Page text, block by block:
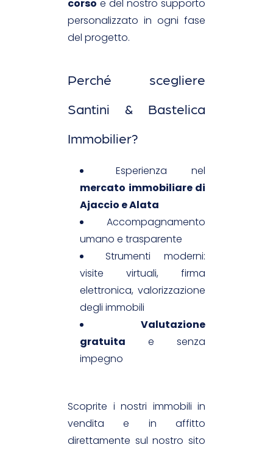
corso e del nostro supporto
personalizzato in ogni fase
del progetto.
Perché scegliere
Santini & Bastelica
Immobilier?
Esperienza nel
mercato immobiliare di
Ajaccio e Alata
Accompagnamento
umano e trasparente
Strumenti moderni:
visite virtuali, firma
elettronica, valorizzazione
degli immobili
Valutazione
gratuita e senza
impegno
Scoprite i nostri immobili in
vendita e in affitto
direttamente sul nostro sito